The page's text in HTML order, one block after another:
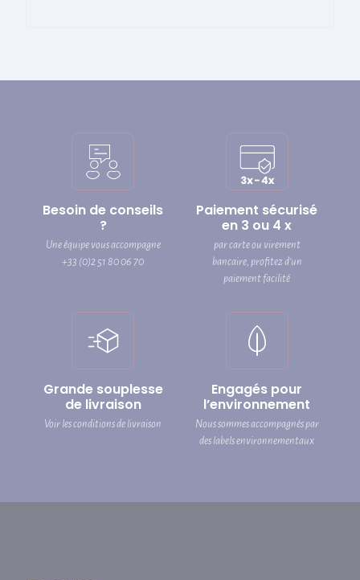
Besoin de conseils
?
Une équipe vous accompagne
+33 (0)2 51 80 06 70
Paiement sécurisé
en 3 ou 4 x
par carte ou virement
bancaire, profitez d’un
paiement facilité
Grande souplesse
de livraison
Voir les conditions de livraison
Engagés pour
l’environnement
Nous sommes accompagnés par
des labels environnementaux